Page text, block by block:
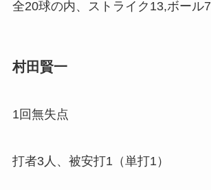
全20球の内、ストライク13,ボール7
村田賢一
1回無失点
打者3人、被安打1（単打1）